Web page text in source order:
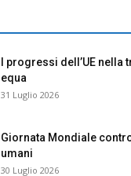
I progressi dell’UE
equa
31 Luglio 2026
Giornata Mondiale
umani
30 Luglio 2026